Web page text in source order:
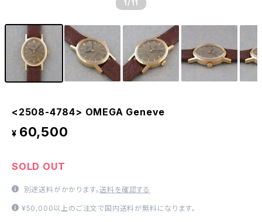
1 /11
<2508-4784> OMEGA Geneve
¥ 60,500
SOLD OUT
別途送料がかかります。送料を確認する
¥50,000以上のご注文で国内送料が無料になります。